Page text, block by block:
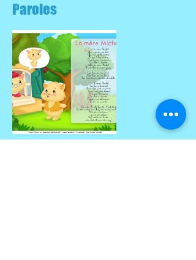
Paroles